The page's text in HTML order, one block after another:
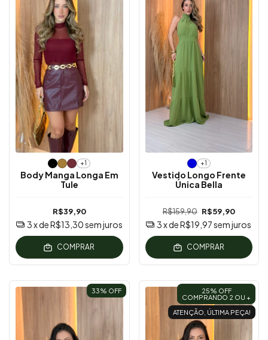
+1
Body Manga Longa Em
Tule
R$39,90
3x deR$13,30sem juros
COMPRAR
+1
Vestido Longo Frente
Única Bella
R$159,90 R$59,90
3x deR$19,97sem juros
COMPRAR
33% OFF
25% OFF
COMPRANDO 2 OU +
ATENÇÃO, ÚLTIMA PEÇA!